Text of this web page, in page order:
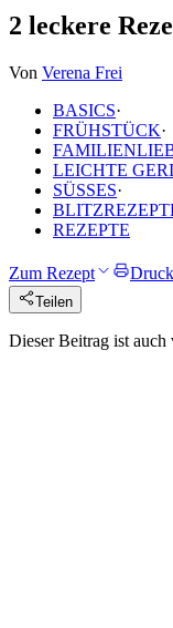
2 leckere
Von Verena Frei
BASICS·
FRÜHSTÜCK·
LEICHTE
SÜSSES·
REZEPTE
Zum Rezept
Teilen
Dieser Beitrag ist auch